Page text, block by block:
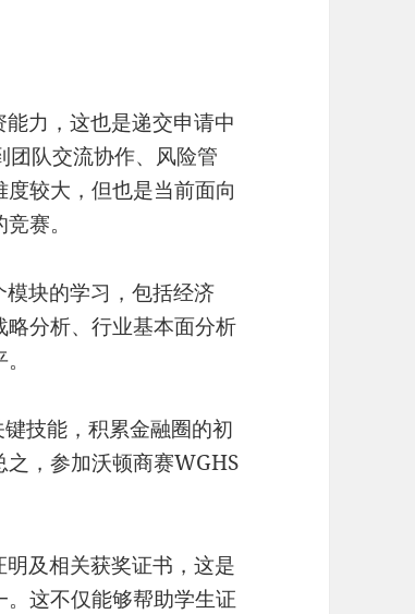
力，这也是递交申请中
团队交流协作、风险管
较大，但也是当前面向
赛。
块的学习，包括经济
分析、行业基本面分析
技能，积累金融圈的初
，参加沃顿商赛WGHS
及相关获奖证书，这是
这不仅能够帮助学生证